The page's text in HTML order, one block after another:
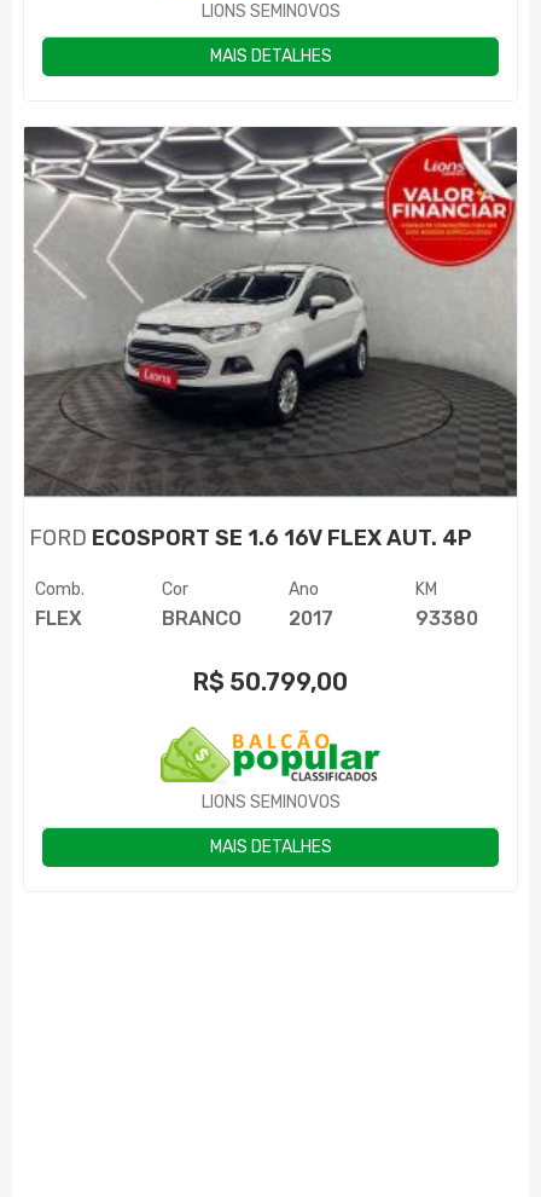
LIONS SEMINOVOS
MAIS DETALHES
FORD ECOSPORT SE 1.6 16V FLEX AUT. 4P
Comb.
FLEX
Cor
BRANCO
Ano
2017
KM
93380
R$ 50.799,00
LIONS SEMINOVOS
MAIS DETALHES